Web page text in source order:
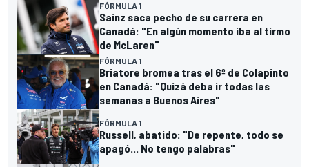
FÓRMULA 1
Sainz saca pecho de su carrera en
Canadá: "En algún momento iba al tirmo
de McLaren"
FÓRMULA 1
Briatore bromea tras el 6º de Colapinto
en Canadá: "Quizá deba ir todas las
semanas a Buenos Aires"
FÓRMULA 1
Russell, abatido: "De repente, todo se
apagó... No tengo palabras"